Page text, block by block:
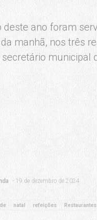
deste ano foram
manhã, nos três
municipal
19 de dezembro de 2024
natal refeições